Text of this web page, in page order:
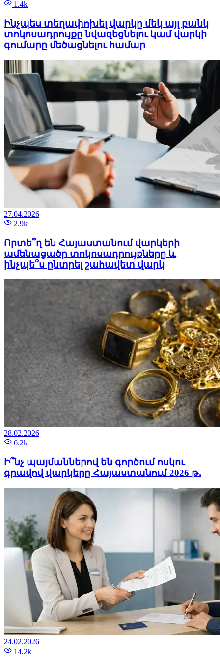
1.4k
Ինչպես տեղափոխել վարկը մեկ այլ բանկ
տոկոսադրույքը նվազեցնելու կամ վարկի
գումարը մեծացնելու համար
27.04.2026
2.9k
Որտե՞ղ են Հայաստանում վարկերի
ամենացածր տոկոսադրույքները և
ինչպե՞ս ընտրել շահավետ վարկ
28.02.2026
6.2k
Ի՞նչ պայմաններով են գործում ոսկու
գրավով վարկերը Հայաստանում 2026 թ․
24.02.2026
14.2k